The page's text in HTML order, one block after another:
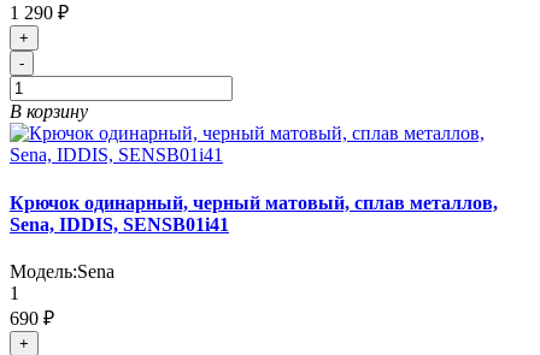
1 290 ₽
+
-
В корзину
Крючок одинарный, черный матовый, сплав металлов,
Sena, IDDIS, SENSB01i41
Модель:Sena
1
690 ₽
+